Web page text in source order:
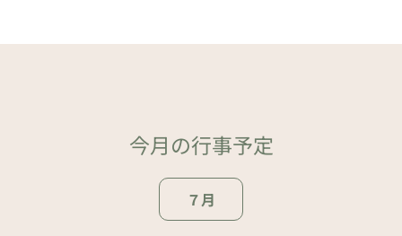
今月の行事予定
７月